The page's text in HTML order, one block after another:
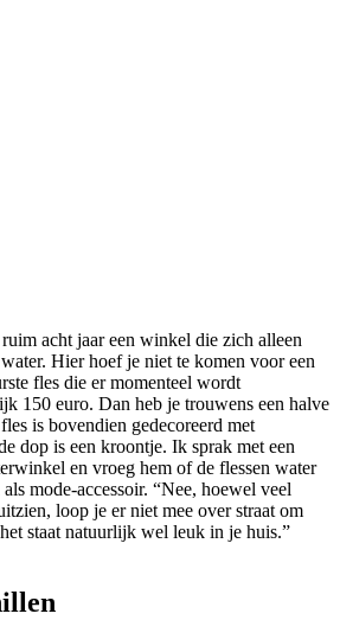
acht jaar een winkel die zich alleen
Hier hoef je niet te komen voor een
fles die er momenteel wordt
150 euro. Dan heb je trouwens een halve
is bovendien gedecoreerd met
dop is een kroontje. Ik sprak met een
en vroeg hem of de flessen water
mode-accessoir. “Nee, hoewel veel
loop je er niet mee over straat om
staat natuurlijk wel leuk in je huis.”